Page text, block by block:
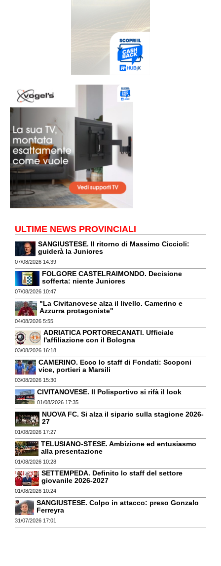
ULTIME NEWS PROVINCIALI
SANGIUSTESE. Il ritorno di Massimo Ciccioli:
guiderà la Juniores
07/08/2026 14:39
FOLGORE CASTELRAIMONDO. Decisione
sofferta: niente Juniores
07/08/2026 10:47
"La Civitanovese alza il livello. Camerino e
Azzurra protagoniste"
04/08/2026 5:55
ADRIATICA PORTORECANATI. Ufficiale
l'affiliazione con il Bologna
03/08/2026 16:18
CAMERINO. Ecco lo staff di Fondati: Scoponi
vice, portieri a Marsili
03/08/2026 15:30
CIVITANOVESE. Il Polisportivo si rifà il look
01/08/2026 17:35
NUOVA FC. Si alza il sipario sulla stagione 2026-
27
01/08/2026 17:27
TELUSIANO-STESE. Ambizione ed entusiasmo
alla presentazione
01/08/2026 10:28
SETTEMPEDA. Definito lo staff del settore
giovanile 2026-2027
01/08/2026 10:24
SANGIUSTESE. Colpo in attacco: preso Gonzalo
Ferreyra
31/07/2026 17:01